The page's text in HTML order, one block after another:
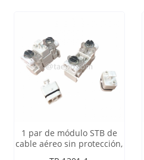
1 par de módulo STB de
cable aéreo sin protección,